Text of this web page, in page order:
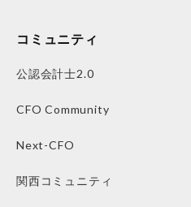
コミュニティ
公認会計士2.0
CFO Community
Next-CFO
関西コミュニティ